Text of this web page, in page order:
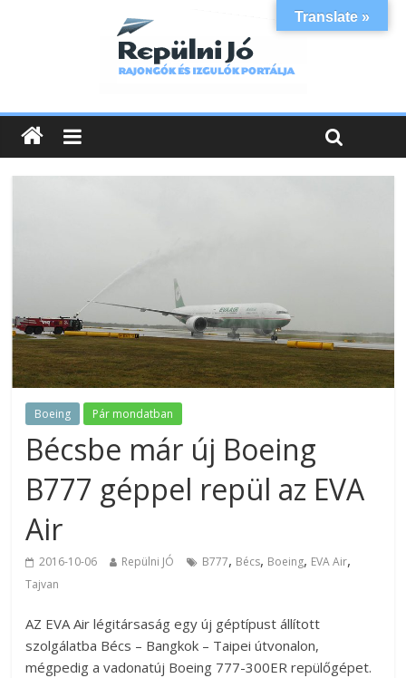
Boeing Pár mondatban
Bécsbe már új Boeing
B777 géppel repül az EVA
Air
2016-10-06 Repülni JÓ B777, Bécs, Boeing, EVA Air,
Tajvan
AZ EVA Air légitársaság egy új géptípust állított
szolgálatba Bécs – Bangkok – Taipei útvonalon,
mégpedig a vadonatúj Boeing 777-300ER repülőgépet.
Translate »